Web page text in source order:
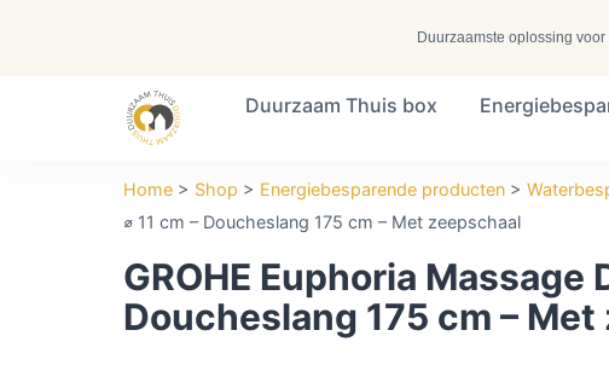
Duurzaamste oplossing
Duurzaam Thuis box
Home > Shop > Energiebesparende producten >
⌀ 11 cm – Doucheslang 175 cm – Met zeepschaal
GROHE Euphoria
Doucheslang 175 cm –